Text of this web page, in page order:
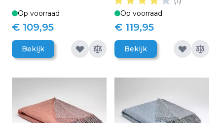
Op voorraad
€ 109,95
Bekijk
Op voorraad
€ 119,95
Bekijk